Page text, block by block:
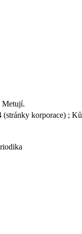
Metují.
korporace) ;